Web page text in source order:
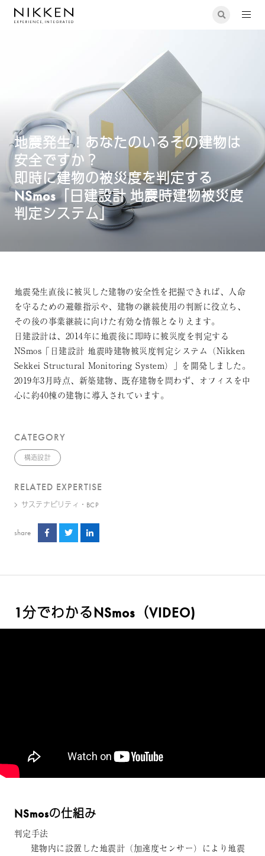
災度を判定するNSmos「日建設計 地震時建物被災度判定システ
ム」
地震発生！あなたのいるその建物は
安全ですか？
即時に建物の被災度を判定する
NSmos「日建設計 地震時建物被災度
判定システム」
地震発生直後に被災した建物の安全性を把握できれば、人命
を守るための避難指示や、建物の継続使用の判断に役立ち、
その後の事業継続に向けた有効な情報となりえます。
日建設計は、2014年に地震後に即時に被災度を判定する
NSmos「日建設計 地震時建物被災度判定システム（Nikken
Sekkei Structural Monitoring System）」を開発しました。
2019年3月時点、新築建物、既存建物を問わず、オフィスを中
心に約40棟の建物に導入されています。
CATEGORY
構造設計
RELATED EXPERTISE
サステナビリティ・BCP
share
1分でわかるNSmos（VIDEO)
NSmosの仕組み
判定手法
建物内に設置した地震計（加速度センサー）により地震